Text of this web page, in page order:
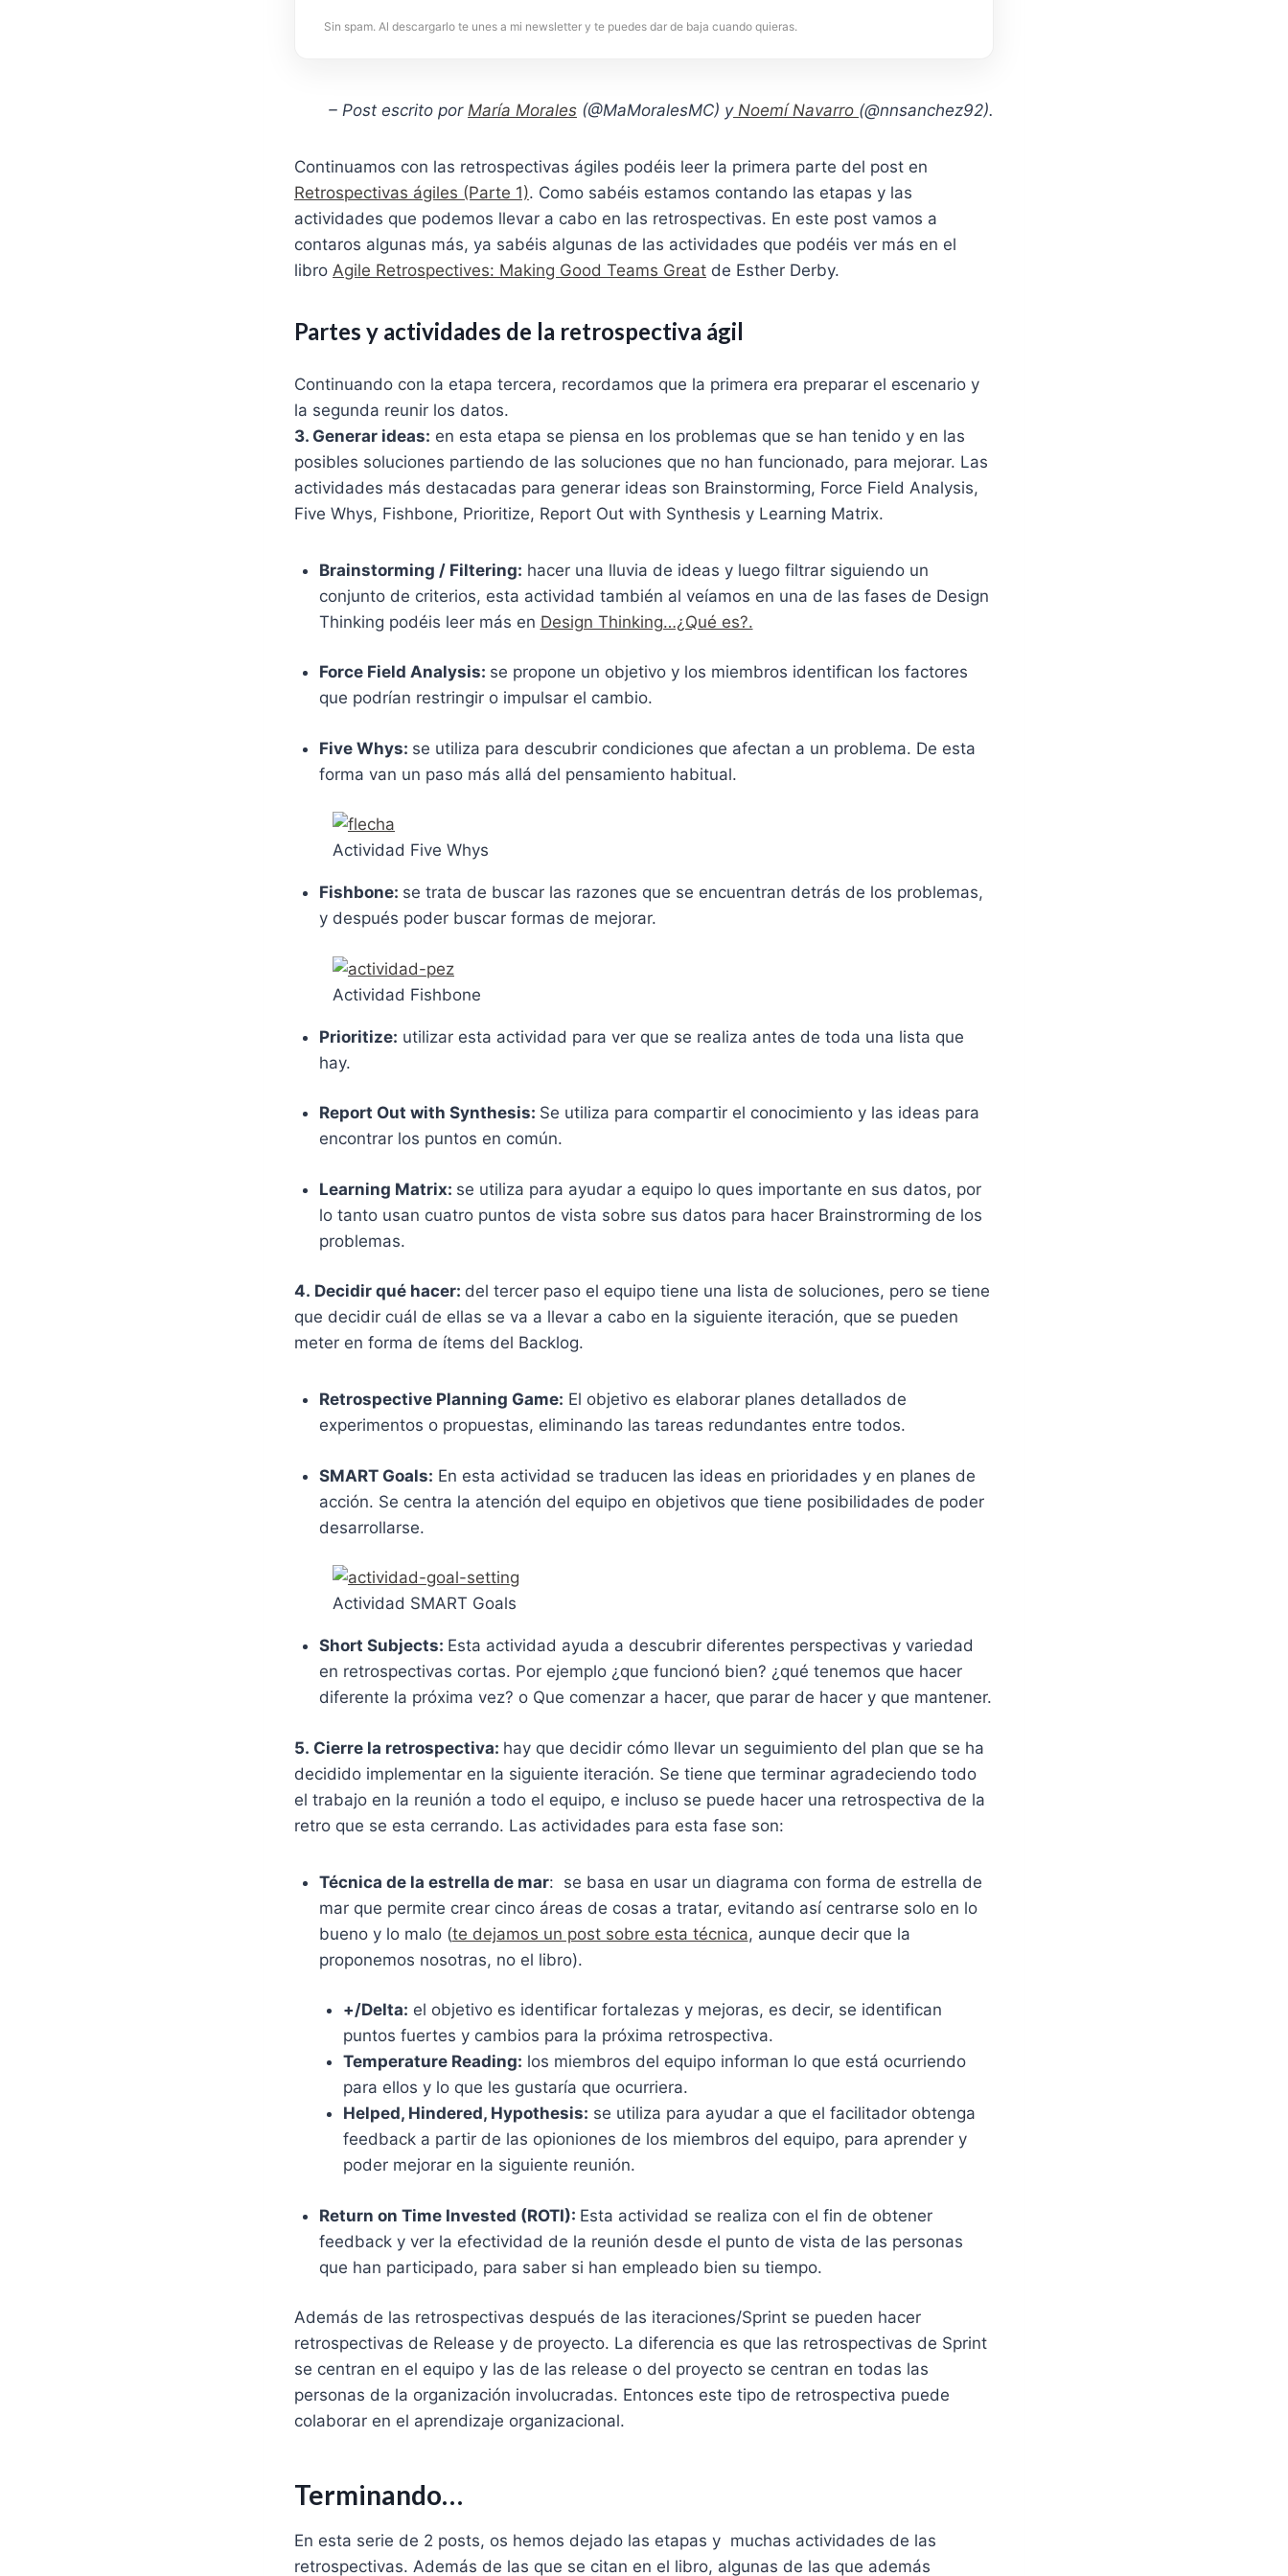
Sin spam. Al descargarlo te unes a mi newsletter y te puedes dar de baja cuando quieras.
– Post escrito por María Morales (@MaMoralesMC) yNoemí Navarro (@nnsanchez92).
Continuamos con las retrospectivas ágiles podéis leer la primera parte del post en
Retrospectivas ágiles (Parte 1). Como sabéis estamos contando las etapas y las
actividades que podemos llevar a cabo en las retrospectivas. En este post vamos a
contaros algunas más, ya sabéis algunas de las actividades que podéis ver más en el
libro Agile Retrospectives: Making Good Teams Great de Esther Derby.
Partes y actividades de la retrospectiva ágil
Continuando con la etapa tercera, recordamos que la primera era preparar el escenario y
la segunda reunir los datos.
3. Generar ideas: en esta etapa se piensa en los problemas que se han tenido y en las
posibles soluciones partiendo de las soluciones que no han funcionado, para mejorar. Las
actividades más destacadas para generar ideas son Brainstorming, Force Field Analysis,
Five Whys, Fishbone, Prioritize, Report Out with Synthesis y Learning Matrix.
Brainstorming / Filtering: hacer una lluvia de ideas y luego filtrar siguiendo un
conjunto de criterios, esta actividad también al veíamos en una de las fases de Design
Thinking podéis leer más en Design Thinking…¿Qué es?.
Force Field Analysis: se propone un objetivo y los miembros identifican los factores
que podrían restringir o impulsar el cambio.
Five Whys: se utiliza para descubrir condiciones que afectan a un problema. De esta
forma van un paso más allá del pensamiento habitual.
Actividad Five Whys
Fishbone: se trata de buscar las razones que se encuentran detrás de los problemas,
y después poder buscar formas de mejorar.
Actividad Fishbone
Prioritize: utilizar esta actividad para ver que se realiza antes de toda una lista que
hay.
Report Out with Synthesis: Se utiliza para compartir el conocimiento y las ideas para
encontrar los puntos en común.
Learning Matrix: se utiliza para ayudar a equipo lo ques importante en sus datos, por
lo tanto usan cuatro puntos de vista sobre sus datos para hacer Brainstrorming de los
problemas.
4. Decidir qué hacer: del tercer paso el equipo tiene una lista de soluciones, pero se tiene
que decidir cuál de ellas se va a llevar a cabo en la siguiente iteración, que se pueden
meter en forma de ítems del Backlog.
Retrospective Planning Game: El objetivo es elaborar planes detallados de
experimentos o propuestas, eliminando las tareas redundantes entre todos.
SMART Goals: En esta actividad se traducen las ideas en prioridades y en planes de
acción. Se centra la atención del equipo en objetivos que tiene posibilidades de poder
desarrollarse.
Actividad SMART Goals
Short Subjects: Esta actividad ayuda a descubrir diferentes perspectivas y variedad
en retrospectivas cortas. Por ejemplo ¿que funcionó bien? ¿qué tenemos que hacer
diferente la próxima vez? o Que comenzar a hacer, que parar de hacer y que mantener.
5. Cierre la retrospectiva: hay que decidir cómo llevar un seguimiento del plan que se ha
decidido implementar en la siguiente iteración. Se tiene que terminar agradeciendo todo
el trabajo en la reunión a todo el equipo, e incluso se puede hacer una retrospectiva de la
retro que se esta cerrando. Las actividades para esta fase son:
Técnica de la estrella de mar: se basa en usar un diagrama con forma de estrella de
mar que permite crear cinco áreas de cosas a tratar, evitando así centrarse solo en lo
bueno y lo malo (te dejamos un post sobre esta técnica, aunque decir que la
proponemos nosotras, no el libro).
+/Delta: el objetivo es identificar fortalezas y mejoras, es decir, se identifican
puntos fuertes y cambios para la próxima retrospectiva.
Temperature Reading: los miembros del equipo informan lo que está ocurriendo
para ellos y lo que les gustaría que ocurriera.
Helped, Hindered, Hypothesis: se utiliza para ayudar a que el facilitador obtenga
feedback a partir de las opioniones de los miembros del equipo, para aprender y
poder mejorar en la siguiente reunión.
Return on Time Invested (ROTI): Esta actividad se realiza con el fin de obtener
feedback y ver la efectividad de la reunión desde el punto de vista de las personas
que han participado, para saber si han empleado bien su tiempo.
Además de las retrospectivas después de las iteraciones/Sprint se pueden hacer
retrospectivas de Release y de proyecto. La diferencia es que las retrospectivas de Sprint
se centran en el equipo y las de las release o del proyecto se centran en todas las
personas de la organización involucradas. Entonces este tipo de retrospectiva puede
colaborar en el aprendizaje organizacional.
Terminando…
En esta serie de 2 posts, os hemos dejado las etapas y muchas actividades de las
retrospectivas. Además de las que se citan en el libro, algunas de las que además